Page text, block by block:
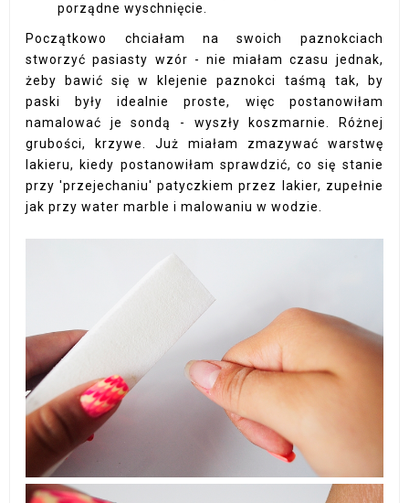
porządne wyschnięcie.
Początkowo chciałam na swoich paznokciach
stworzyć pasiasty wzór - nie miałam czasu jednak,
żeby bawić się w klejenie paznokci taśmą tak, by
paski były idealnie proste, więc postanowiłam
namalować je sondą - wyszły koszmarnie. Różnej
grubości, krzywe. Już miałam zmazywać warstwę
lakieru, kiedy postanowiłam sprawdzić, co się stanie
przy 'przejechaniu' patyczkiem przez lakier, zupełnie
jak przy water marble i malowaniu w wodzie.